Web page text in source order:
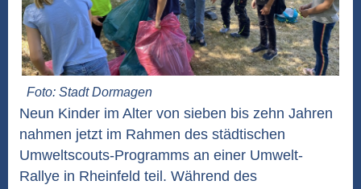
Foto: Stadt Dormagen
Neun Kinder im Alter von sieben bis zehn Jahren
nahmen jetzt im Rahmen des städtischen
Umweltscouts-Programms an einer Umwelt-
Rallye in Rheinfeld teil. Während des